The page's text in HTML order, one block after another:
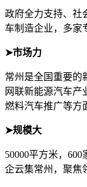
政府全力支持、社
车制造企业，多家
➤市场力
常州是全国重要的
网联新能源汽车产
燃料汽车推广等方
➤规模大
50000平方米，
企云集常州，聚焦